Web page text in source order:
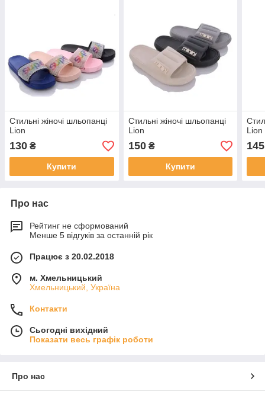
Стильні жіночі шльопанці
Lion
130 ₴
Купити
Стильні жіночі шльопанці
Lion
150₴
Купити
Lion
145
Про нас
Рейтинг не сформований
Менше 5 відгуків за останній рік
Працює з 20.02.2018
м. Хмельницький
Хмельницький, Україна
Контакти
Сьогодні вихідний
Показати весь графік роботи
Про нас